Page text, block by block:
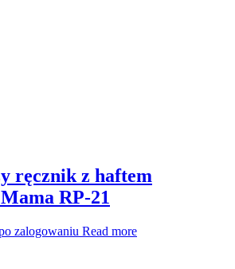
ręcznik z haftem
RP-21
zalogowaniu Read more